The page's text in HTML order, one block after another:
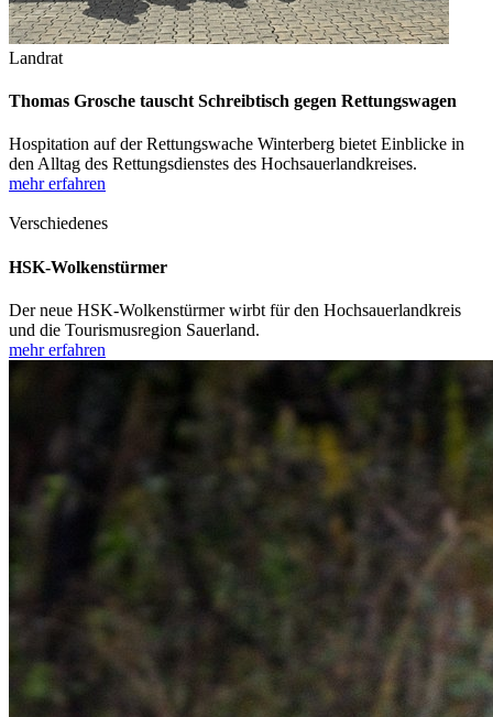
Landrat
Thomas Grosche tauscht Schreibtisch gegen Rettungswagen
Hospitation auf der Rettungswache Winterberg bietet Einblicke in
den Alltag des Rettungsdienstes des Hochsauerlandkreises.
mehr erfahren
Verschiedenes
HSK-Wolkenstürmer
Der neue HSK-Wolkenstürmer wirbt für den Hochsauerlandkreis
und die Tourismusregion Sauerland.
mehr erfahren